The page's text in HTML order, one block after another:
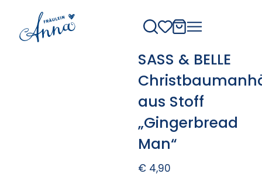
SASS & BELLE
aus Stoff
„Gingerbread
Man“
€4,90